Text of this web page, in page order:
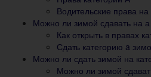
Водительские права
Можно ли зимой сдавать на а
Как открыть в правах
Сдать категорию a
Можно ли сдать зимой на
Можно ли зимой